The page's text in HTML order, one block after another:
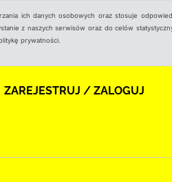
ich danych osobowych oraz stosuje
z naszych serwisów oraz do celów
prywatności.
ZAREJESTRUJ / ZALOGUJ